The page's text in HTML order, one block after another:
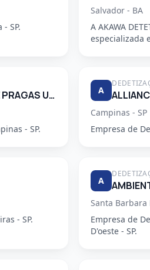
SP.
Salvador - BA
A AKAWA
especializada
ALEPRAG CONTROLE DE PRAGAS URBANAS LTDA
- SP.
A
Campinas - SP
Empresa de
- SP.
A
Santa Barbara
Empresa de
D'oeste - SP.